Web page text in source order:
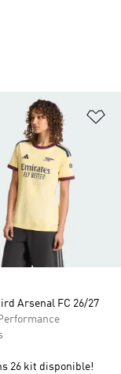
de produits
Arsenal FC 26/27
26 kit disponible!